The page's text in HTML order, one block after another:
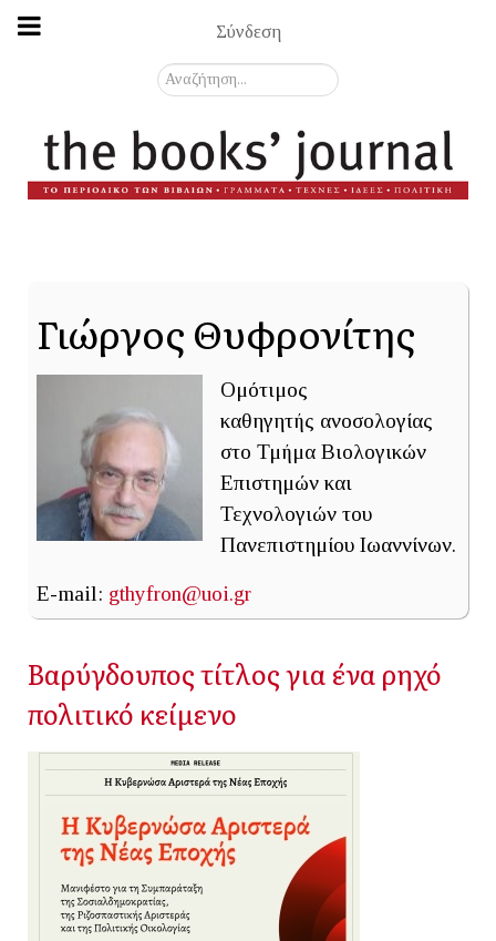
Σύνδεση
Αναζήτηση...
Γιώργος Θυφρονίτης
Ομότιμος
καθηγητής ανοσολογίας
στο Τμήμα Βιολογικών
Επιστημών και
Τεχνολογιών του
Πανεπιστημίου Ιωαννίνων.
E-mail: gthyfron@uoi.gr
Βαρύγδουπος τίτλος για ένα ρηχό
πολιτικό κείμενο